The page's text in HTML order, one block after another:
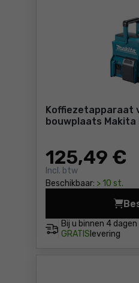
Koffiezetapparaat
bouwplaats Makita
125,49 €
Incl. btw
Beschikbaar: > 10 st.
Bij u binnen 4 dagen
GRATIS levering